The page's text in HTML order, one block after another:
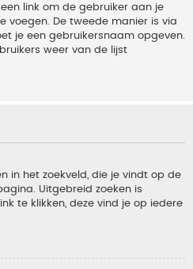
link om de gebruiker aan je
voegen. De tweede manier is via
je een gebruikersnaam opgeven.
weer van de lijst
in het zoekveld, die je vindt op de
Uitgebreid zoeken is
te klikken, deze vind je op iedere